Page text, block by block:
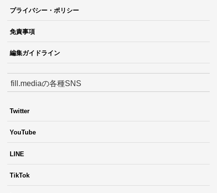
プライバシー・ポリシー
免責事項
編集ガイドライン
fill.mediaの各種SNS
Twitter
YouTube
LINE
TikTok